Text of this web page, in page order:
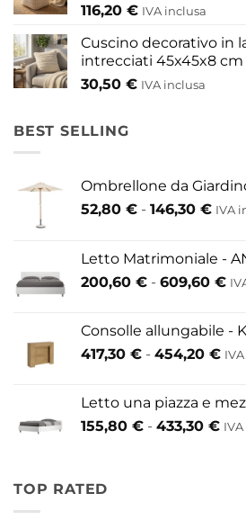
116,20 € IVA inclusa
Cuscino decorativo in
intrecciati 45x45x8 cm
30,50 € IVA inclusa
BEST SELLING
Ombrellone da
52,80 € - 146,30 €
da
IVA
Letto Matrimoniale -
200,60 € - 609,60 €
da
Consolle allungabile -
417,30 € - 454,20 €
da
Letto una piazza e
155,80 € - 433,30 €
TOP RATED